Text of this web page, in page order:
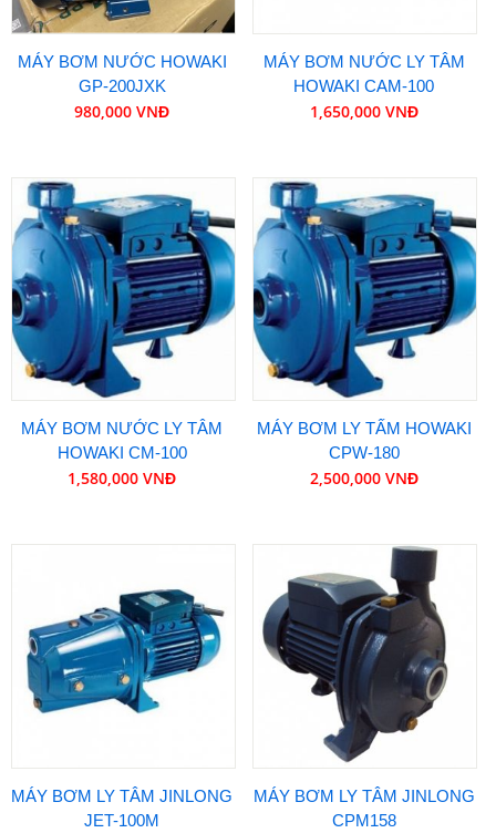
MÁY BƠM NƯỚC HOWAKI
GP-200JXK
980,000 VNĐ
MÁY BƠM NƯỚC LY TÂM
HOWAKI CAM-100
1,650,000 VNĐ
MÁY BƠM NƯỚC LY TÂM
HOWAKI CM-100
1,580,000 VNĐ
MÁY BƠM LY TẤM HOWAKI
CPW-180
2,500,000 VNĐ
MÁY BƠM LY TÂM JINLONG
JET-100M
MÁY BƠM LY TÂM JINLONG
CPM158